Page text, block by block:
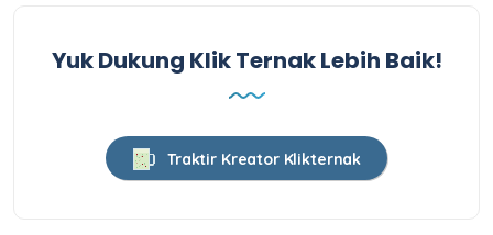
Yuk Dukung Klik Ternak Lebih Baik!
Traktir Kreator Klikternak